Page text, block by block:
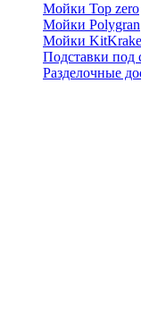
Мойки Top zero
Мойки Polygran
Мойки
Подставки под
Разделочные